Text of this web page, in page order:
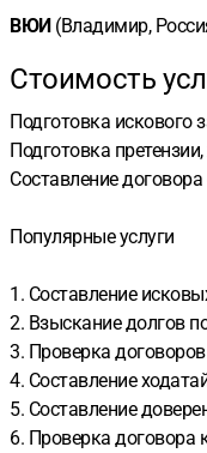
ВЮИ(Владимир,
Стоимость
Подготовка искового
Подготовка
Составление договора
Популярные услуги
1. Составление
2. Взыскание долгов
3. Проверка договоров
4. Составление
5. Составление
6. Проверка договора